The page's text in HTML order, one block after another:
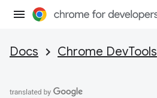
Docs Chrome DevTools